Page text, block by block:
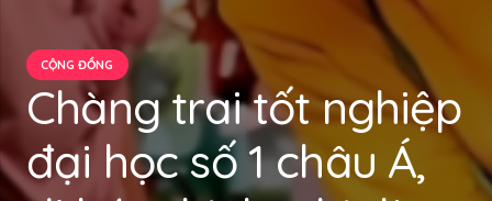
CỘNG ĐỒNG
Chàng trai tốt nghiệp
đại học số 1 châu Á,